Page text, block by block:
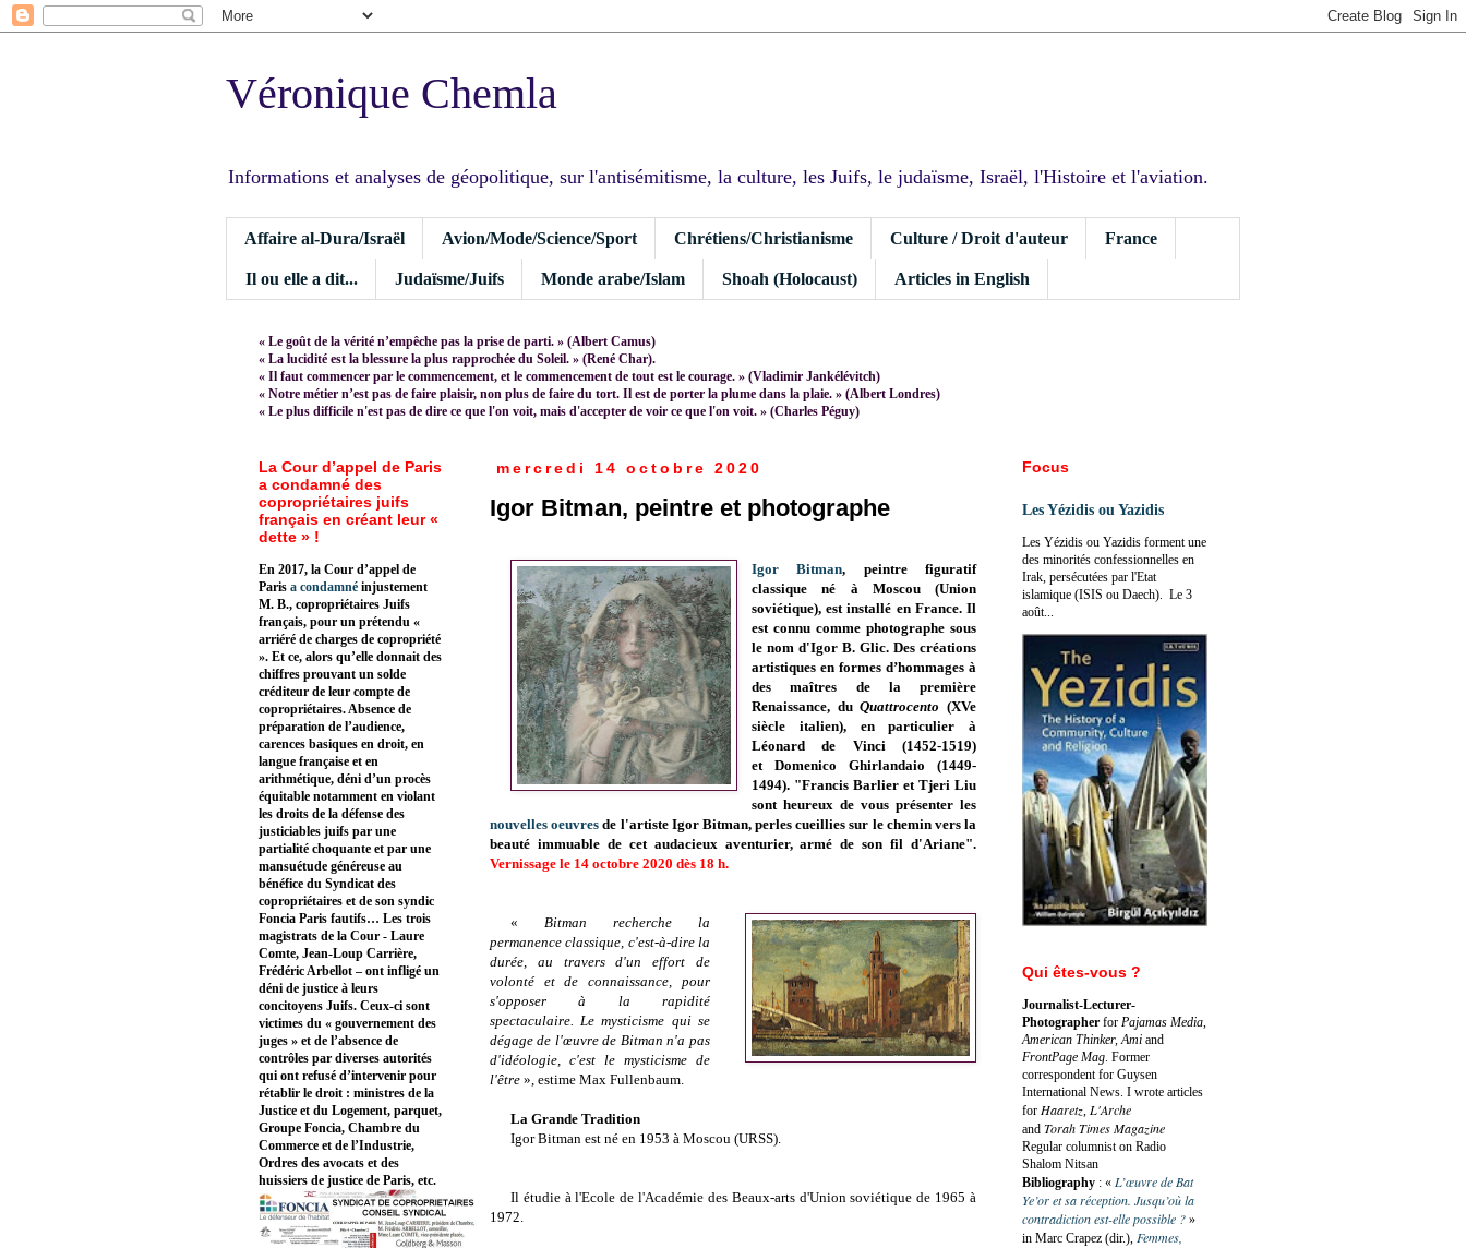
Véronique Chemla
Informations et analyses de géopolitique, sur l'antisémitisme, la culture, les Juifs, le judaïsme, Israël, l'Histoire et l'aviation.
Affaire al-Dura/Israël Avion/Mode/Science/Sport Chrétiens/Christianisme Culture / Droit d'auteur France
Il ou elle a dit... Judaïsme/Juifs Monde arabe/Islam Shoah (Holocaust) Articles in English
« Le goût de la vérité n’empêche pas la prise de parti. » (Albert Camus)
« La lucidité est la blessure la plus rapprochée du Soleil. » (René Char).
« Il faut commencer par le commencement, et le commencement de tout est le courage. » (Vladimir Jankélévitch)
« Notre métier n’est pas de faire plaisir, non plus de faire du tort. Il est de porter la plume dans la plaie. » (Albert Londres)
« Le plus difficile n'est pas de dire ce que l'on voit, mais d'accepter de voir ce que l'on voit. » (Charles Péguy)
mercredi 14 octobre 2020
Igor Bitman, peintre et photographe
Igor Bitman, peintre figuratif
classique né à Moscou (Union
soviétique), est installé en France. Il
est connu comme photographe sous
le nom d'Igor B. Glic.Des créations
artistiques en formes d’hommages à
des maîtres de la première
Renaissance, duQuattrocento(XVe
siècle italien), en particulier à
Léonard de Vinci (1452-1519)
et Domenico Ghirlandaio (1449-
1494). "Francis Barlier et Tjeri Liu
sont heureux de vous présenter les
nouvelles oeuvres de l'artiste Igor Bitman, perles cueillies sur le chemin vers la
beauté immuable de cet audacieux aventurier, armé de son fil d'Ariane".
Vernissage le 14 octobre 2020 dès 18 h.
« Bitman recherche la
permanence classique, c'est-à-dire la
durée, au travers d'un effort de
volonté et de connaissance, pour
s'opposer à la rapidité
spectaculaire. Le mysticisme qui se
dégage de l'œuvre de Bitman n'a pas
d'idéologie, c'est le mysticisme de
l'être », estime Max Fullenbaum.
La Grande Tradition
Igor Bitman est né en 1953 à Moscou (URSS).
Il étudie à l'Ecole de l'Académie des Beaux-arts d'Union soviétique de 1965 à
1972.
La Cour d’appel de Paris
a condamné des
copropriétaires juifs
français en créant leur «
dette » !
En 2017, la Cour d’appel de
Paris a condamné injustement
M. B., copropriétaires Juifs
français, pour un prétendu «
arriéré de charges de copropriété
». Et ce, alors qu’elle donnait des
chiffres prouvant un solde
créditeur de leur compte de
copropriétaires. Absence de
préparation de l’audience,
carences basiques en droit, en
langue française et en
arithmétique, déni d’un procès
équitable notamment en violant
les droits de la défense des
justiciables juifs par une
partialité choquante et par une
mansuétude généreuse au
bénéfice du Syndicat des
copropriétaires et de son syndic
Foncia Paris fautifs… Les trois
magistrats de la Cour - Laure
Comte, Jean-Loup Carrière,
Frédéric Arbellot – ont infligé un
déni de justice à leurs
concitoyens Juifs. Ceux-ci sont
victimes du « gouvernement des
juges » et de l’absence de
contrôles par diverses autorités
qui ont refusé d’intervenir pour
rétablir le droit : ministres de la
Justice et du Logement, parquet,
Groupe Foncia, Chambre du
Commerce et de l’Industrie,
Ordres des avocats et des
huissiers de justice de Paris, etc.
Focus
Les Yézidis ou Yazidis
Les Yézidis ou Yazidis forment une
des minorités confessionnelles en
Irak, persécutées par l'Etat
islamique (ISIS ou Daech). Le 3
août...
Qui êtes-vous ?
Journalist-Lecturer-
Photographer for Pajamas Media,
American Thinker, Ami and
FrontPage Mag. Former
correspondent for Guysen
International News. I wrote articles
for Haaretz, L'Arche
and Torah Times Magazine
Regular columnist on Radio
Shalom Nitsan
Bibliography : « L’œuvre de Bat
Ye’or et sa réception. Jusqu’où la
contradiction est-elle possible ? »
in Marc Crapez (dir.), Femmes,